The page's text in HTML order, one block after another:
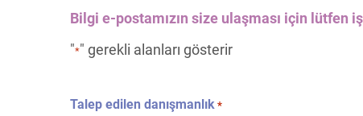
Bilgi e-postamızın size ulaşması için
"*" gerekli alanları gösterir
Talep edilen danışmanlık *